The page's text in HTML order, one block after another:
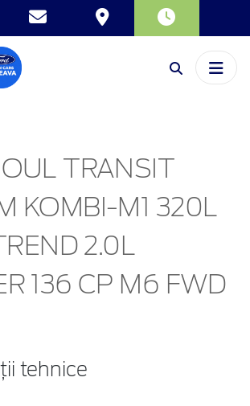
TRANSIT
KOMBI-M1 320L
2.0L
136 CP M6 FWD
tehnice